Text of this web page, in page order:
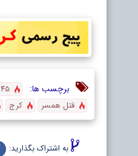
برچسب ها: ۴۵ متری گلشهر
قتل همسر
کرج
به اشتراک بگذارید: